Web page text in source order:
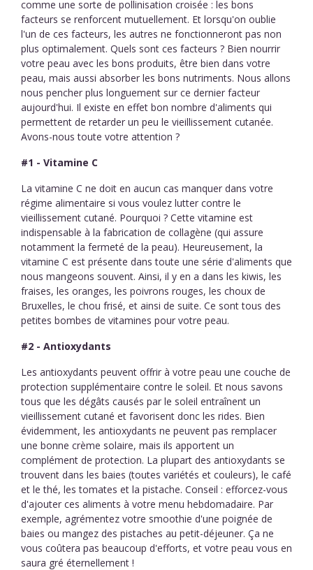
comme une sorte de pollinisation croisée : les bons
facteurs se renforcent mutuellement. Et lorsqu'on oublie
l'un de ces facteurs, les autres ne fonctionneront pas non
plus optimalement. Quels sont ces facteurs ? Bien nourrir
votre peau avec les bons produits, être bien dans votre
peau, mais aussi absorber les bons nutriments. Nous allons
nous pencher plus longuement sur ce dernier facteur
aujourd'hui. Il existe en effet bon nombre d'aliments qui
permettent de retarder un peu le vieillissement cutanée.
Avons-nous toute votre attention ?
#1 - Vitamine C
La vitamine C ne doit en aucun cas manquer dans votre
régime alimentaire si vous voulez lutter contre le
vieillissement cutané. Pourquoi ? Cette vitamine est
indispensable à la fabrication de collagène (qui assure
notamment la fermeté de la peau). Heureusement, la
vitamine C est présente dans toute une série d'aliments que
nous mangeons souvent. Ainsi, il y en a dans les kiwis, les
fraises, les oranges, les poivrons rouges, les choux de
Bruxelles, le chou frisé, et ainsi de suite. Ce sont tous des
petites bombes de vitamines pour votre peau.
#2 - Antioxydants
Les antioxydants peuvent offrir à votre peau une couche de
protection supplémentaire contre le soleil. Et nous savons
tous que les dégâts causés par le soleil entraînent un
vieillissement cutané et favorisent donc les rides. Bien
évidemment, les antioxydants ne peuvent pas remplacer
une bonne crème solaire, mais ils apportent un
complément de protection. La plupart des antioxydants se
trouvent dans les baies (toutes variétés et couleurs), le café
et le thé, les tomates et la pistache. Conseil : efforcez-vous
d'ajouter ces aliments à votre menu hebdomadaire. Par
exemple, agrémentez votre smoothie d'une poignée de
baies ou mangez des pistaches au petit-déjeuner. Ça ne
vous coûtera pas beaucoup d'efforts, et votre peau vous en
saura gré éternellement !